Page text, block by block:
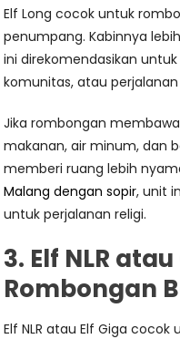
Elf Long cocok untuk
penumpang. Kabinnya
ini direkomendasikan
komunitas, atau
Jika rombongan
makanan, air minum, dan
memberi ruang lebih
Malang dengan sopir, unit
untuk perjalanan religi.
3. Elf NLR
Rombongan
Elf NLR atau Elf Giga